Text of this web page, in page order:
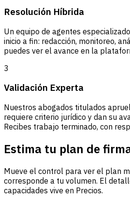
Resolución Híbrida
Un equipo de agentes
inicio a fin: redacción, monitoreo,
puedes ver el avance en la
3
Validación Experta
Nuestros abogados titulados
requiere criterio jurídico y dan su
Recibes trabajo terminado, con
Estima tu plan de
Mueve el control para ver el plan
corresponde a tu volumen. El
capacidades vive en Precios.